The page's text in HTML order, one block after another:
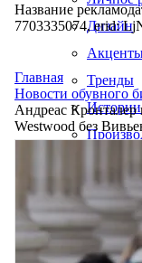
Дизайн
Тренды
Название
7703335074, erid:
Главная
Новости обувного
Андреас
Westwood без